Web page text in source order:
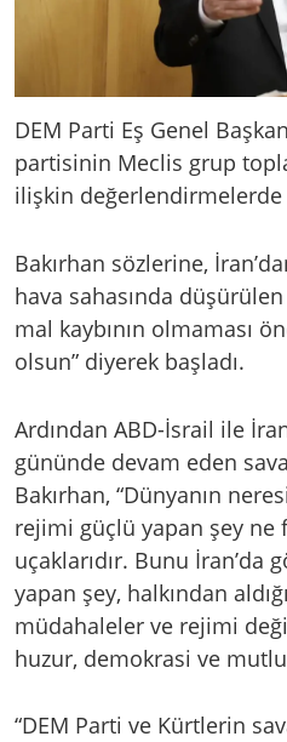
DEM Parti Eş Genel
partisinin Meclis grup
ilişkin
Bakırhan sözlerine,
hava sahasında
mal kaybının olmaması
olsun” diyerek başladı.
Ardından ABD-İsrail ile
gününde devam eden
Bakırhan, “Dünyanın
rejimi güçlü yapan şey ne
uçaklarıdır. Bunu İran’da
yapan şey, halkından
müdahaleler ve rejimi
huzur, demokrasi ve
“DEM Parti ve Kürtlerin